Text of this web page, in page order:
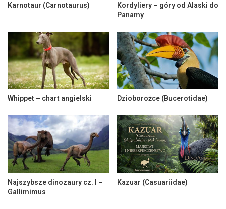
Karnotaur (Carnotaurus)
Kordyliery – góry od Alaski do
Panamy
Whippet – chart angielski Dzioborożce (Bucerotidae)
Najszybsze dinozaury cz. I –
Gallimimus
Kazuar (Casuariidae)